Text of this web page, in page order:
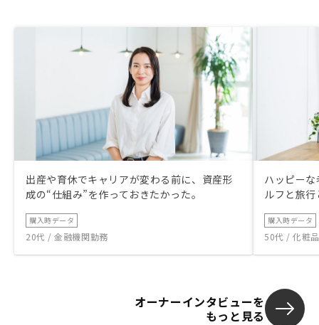
出産や育休でキャリアが変わる前に、資産形
成の“仕組み”を作っておきたかった。
購入時データ
20代 / 金融機関勤務
ハッピー
ルフと旅
購入時データ
50代 / 化粧
オーナーインタビューを
もっと見る